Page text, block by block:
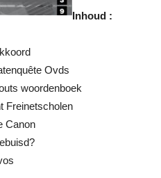
Inhoud :
Ovds
woordenboek
Freinetscholen
Canon